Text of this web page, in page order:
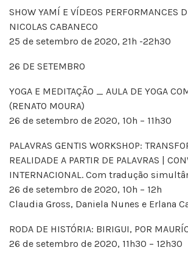
SHOW YAMÍ E VÍDEOS PERFORMANCES
NICOLAS CABANECO
25 de setembro de 2020, 21h -22h30
26 DE SETEMBRO
YOGA E MEDITAÇÃO _ AULA DE YOGA
(RENATO MOURA)
26 de setembro de 2020, 10h – 11h30
PALAVRAS GENTIS WORKSHOP:
REALIDADE A PARTIR DE PALAVRAS |
INTERNACIONAL. Com tradução
26 de setembro de 2020, 10h – 12h
Claudia Gross, Daniela Nunes e Erlana
RODA DE HISTÓRIA: BIRIGUI, POR
26 de setembro de 2020, 11h30 – 12h30